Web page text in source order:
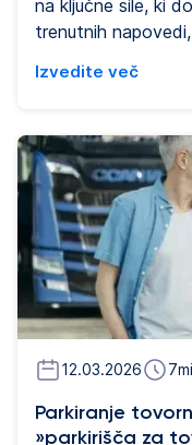
na ključne sile, ki
trenutnih
in izzive, ki
Izvedite več
12.03.2026 7
Parkiranje
»parkirišča za